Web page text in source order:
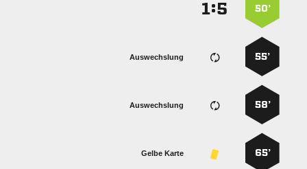
50’
:
55’
Auswechslung
58’
Auswechslung
65’
Gelbe Karte